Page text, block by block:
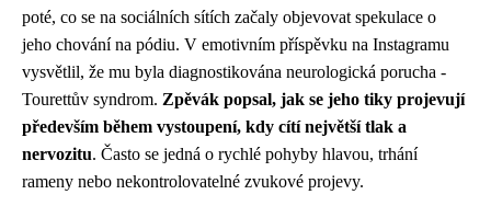
poté, co se na sociálních sítích začaly objevovat spekulace o
jeho chování na pódiu. V emotivním příspěvku na Instagramu
vysvětlil, že mu byla diagnostikována neurologická porucha -
Tourettův syndrom. Zpěvák popsal, jak se jeho tiky projevují
především během vystoupení, kdy cítí největší tlak a
nervozitu. Často se jedná o rychlé pohyby hlavou, trhání
rameny nebo nekontrolovatelné zvukové projevy.